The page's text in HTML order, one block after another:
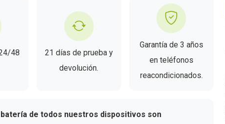
48
21 días de prueba y
devolución.
Garantía de 3 años
en teléfonos
reacondicionados.
batería de todos nuestros dispositivos son